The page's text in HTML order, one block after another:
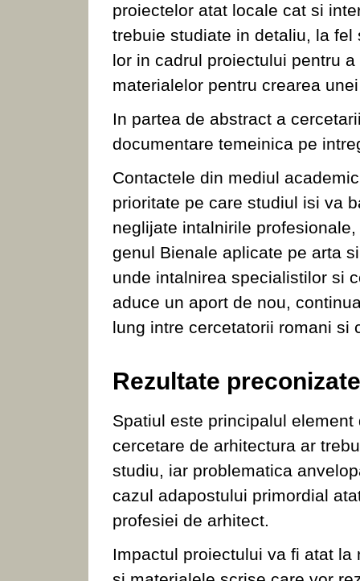
proiectelor atat locale cat si
trebuie studiate in detaliu, la
lor in cadrul proiectului pentru
materialelor pentru crearea
In partea de abstract a
documentare temeinica pe
Contactele din mediul
prioritate pe care studiul isi va
neglijate intalnirile
genul Bienale aplicate pe arta
unde intalnirea specialistilor si
aduce un aport de nou,
lung intre cercetatorii romani si
Rezultate
Spatiul este principalul
cercetare de arhitectura ar
studiu, iar problematica
cazul adapostului primordial
profesiei de arhitect.
Impactul proiectului va fi atat